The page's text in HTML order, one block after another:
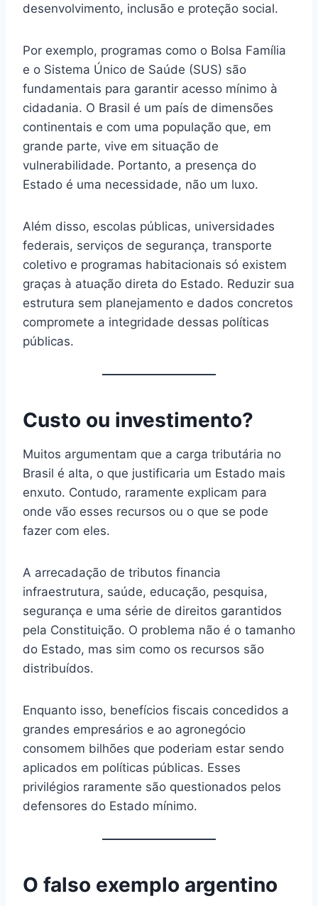
desenvolvimento, inclusão e proteção social.
Por exemplo, programas como o Bolsa Família
e o Sistema Único de Saúde (SUS) são
fundamentais para garantir acesso mínimo à
cidadania. O Brasil é um país de dimensões
continentais e com uma população que, em
grande parte, vive em situação de
vulnerabilidade. Portanto, a presença do
Estado é uma necessidade, não um luxo.
Além disso, escolas públicas, universidades
federais, serviços de segurança, transporte
coletivo e programas habitacionais só existem
graças à atuação direta do Estado. Reduzir sua
estrutura sem planejamento e dados concretos
compromete a integridade dessas políticas
públicas.
Custo ou investimento?
Muitos argumentam que a carga tributária no
Brasil é alta, o que justificaria um Estado mais
enxuto. Contudo, raramente explicam para
onde vão esses recursos ou o que se pode
fazer com eles.
A arrecadação de tributos financia
infraestrutura, saúde, educação, pesquisa,
segurança e uma série de direitos garantidos
pela Constituição. O problema não é o tamanho
do Estado, mas sim como os recursos são
distribuídos.
Enquanto isso, benefícios fiscais concedidos a
grandes empresários e ao agronegócio
consomem bilhões que poderiam estar sendo
aplicados em políticas públicas. Esses
privilégios raramente são questionados pelos
defensores do Estado mínimo.
O falso exemplo argentino